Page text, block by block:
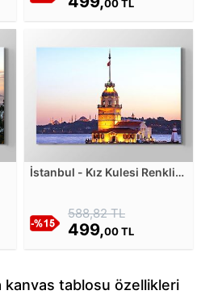
00 TL
İstanbul - Kız Kulesi Renkli
588,82 TL
499,00 TL
kanvas tablosu özellikleri